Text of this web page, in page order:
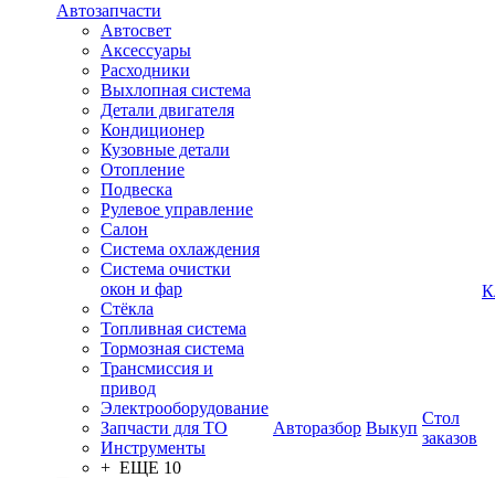
Автозапчасти
Автосвет
Аксессуары
Расходники
Выхлопная система
Детали двигателя
Кондиционер
Кузовные детали
Отопление
Подвеска
Рулевое управление
Салон
Система охлаждения
Система очистки
окон и фар
Стёкла
Топливная система
Тормозная система
Трансмиссия и
привод
Электрооборудование
Запчасти для ТО
Инструменты
+ ЕЩЕ 10
Авторазбор Выкуп
Стол
заказов